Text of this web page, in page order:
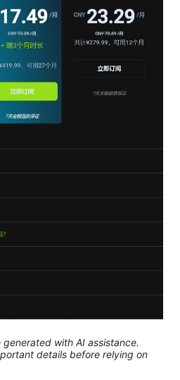
with AI assistance.
details before relying on